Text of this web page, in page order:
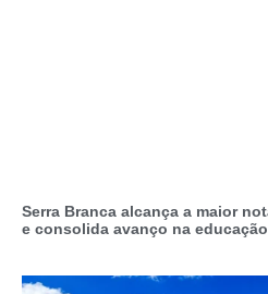
Serra Branca alcança a maior
e consolida avanço na